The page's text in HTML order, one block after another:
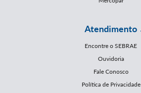
Atendimento
Encontre o SEBRAE
Ouvidoria
Fale Conosco
Política de Privacidade